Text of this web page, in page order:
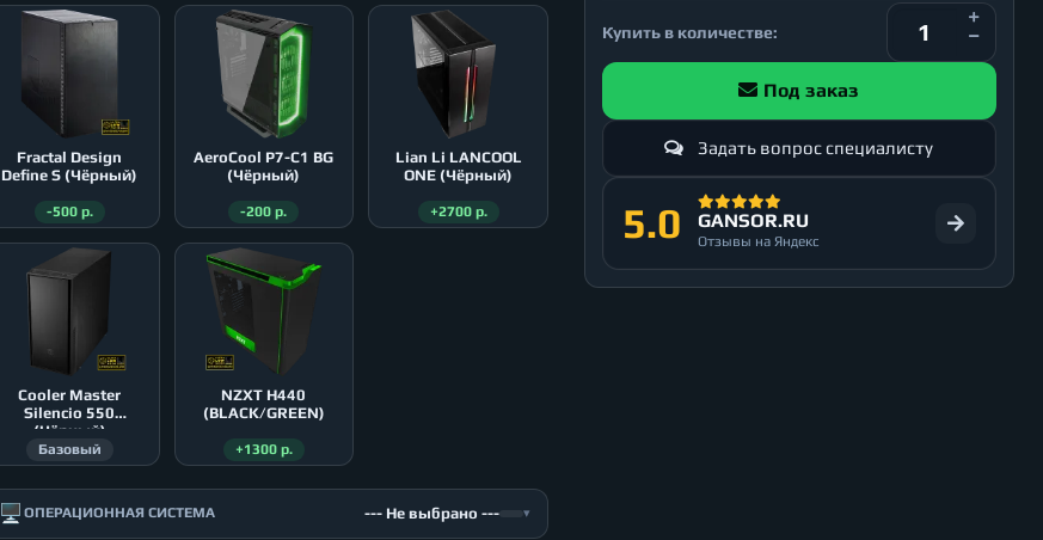
Fractal Design
Define S (Чёрный)
-500 р.
AeroСool P7-C1 BG
(Чёрный)
-200 р.
Lian Li LANCOOL
ONE (Чёрный)
+2700 р.
Cooler Master
Silencio 550
(Чёрный)
Базовый
NZXT H440
(BLACK/GREEN)
+1300 р.
🖥️ ОПЕРАЦИОННАЯ СИСТЕМА --- Не выбрано --- ▾
Купить в количестве:
Под заказ
Задать вопрос специалисту
5.0 GANSOR.RU
Отзывы на Яндекс